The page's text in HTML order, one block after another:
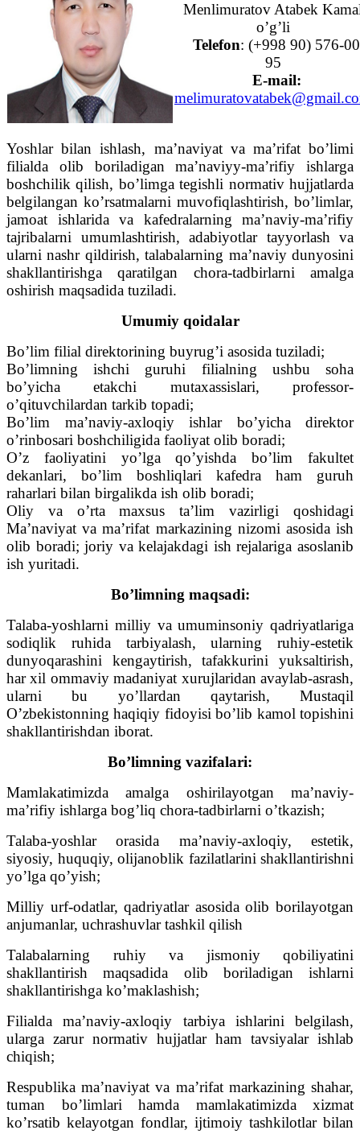
Menlimuratov Atabek
o’g’li
Telefon: (+998 90) 576-
95
E-mail:
Yoshlar bilan ishlash, ma’naviyat va ma’rifat bo’limi
filialda olib boriladigan ma’naviyy-ma’rifiy ishlarga
boshchilik qilish, bo’limga tegishli normativ hujjatlarda
belgilangan ko’rsatmalarni muvofiqlashtirish, bo’limlar,
jamoat ishlarida va kafedralarning ma’naviy-ma’rifiy
tajribalarni umumlashtirish, adabiyotlar tayyorlash va
ularni nashr qildirish, talabalarning ma’naviy dunyosini
shakllantirishga qaratilgan chora-tadbirlarni amalga
oshirish maqsadida tuziladi.
Umumiy qoidalar
Bo’lim filial direktorining buyrug’i asosida tuziladi;
Bo’limning ishchi guruhi filialning ushbu soha
bo’yicha etakchi mutaxassislari, professor-
o’qituvchilardan tarkib topadi;
Bo’lim ma’naviy-axloqiy ishlar bo’yicha direktor
o’rinbosari boshchiligida faoliyat olib boradi;
O’z faoliyatini yo’lga qo’yishda bo’lim fakultet
dekanlari, bo’lim boshliqlari kafedra ham guruh
raharlari bilan birgalikda ish olib boradi;
Oliy va o’rta maxsus ta’lim vazirligi qoshidagi
Ma’naviyat va ma’rifat markazining nizomi asosida ish
olib boradi; joriy va kelajakdagi ish rejalariga asoslanib
ish yuritadi.
Bo’limning maqsadi:
Talaba-yoshlarni milliy va umuminsoniy qadriyatlariga
sodiqlik ruhida tarbiyalash, ularning ruhiy-estetik
dunyoqarashini kengaytirish, tafakkurini yuksaltirish,
har xil ommaviy madaniyat xurujlaridan avaylab-asrash,
ularni bu yo’llardan qaytarish, Mustaqil
O’zbekistonning haqiqiy fidoyisi bo’lib kamol topishini
shakllantirishdan iborat.
Bo’limning vazifalari:
Mamlakatimizda amalga oshirilayotgan ma’naviy-
ma’rifiy ishlarga bog’liq chora-tadbirlarni o’tkazish;
Talaba-yoshlar orasida ma’naviy-axloqiy, estetik,
siyosiy, huquqiy, olijanoblik fazilatlarini shakllantirishni
yo’lga qo’yish;
Milliy urf-odatlar, qadriyatlar asosida olib borilayotgan
anjumanlar, uchrashuvlar tashkil qilish
Talabalarning ruhiy va jismoniy qobiliyatini
shakllantirish maqsadida olib boriladigan ishlarni
shakllantirishga ko’maklashish;
Filialda ma’naviy-axloqiy tarbiya ishlarini belgilash,
ularga zarur normativ hujjatlar ham tavsiyalar ishlab
chiqish;
Respublika ma’naviyat va ma’rifat markazining shahar,
tuman bo’limlari hamda mamlakatimizda xizmat
ko’rsatib kelayotgan fondlar, ijtimoiy tashkilotlar bilan